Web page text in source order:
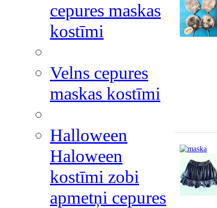
cepures maskas
kostīmi
Velns cepures
maskas kostīmi
Halloween
Haloween
kostīmi zobi
apmetņi cepures